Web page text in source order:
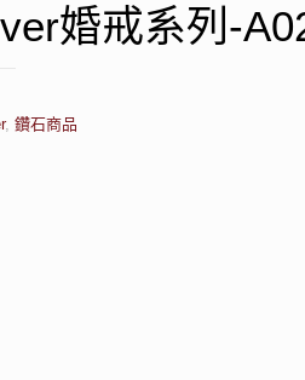
婚戒系列-
, 鑽石商品